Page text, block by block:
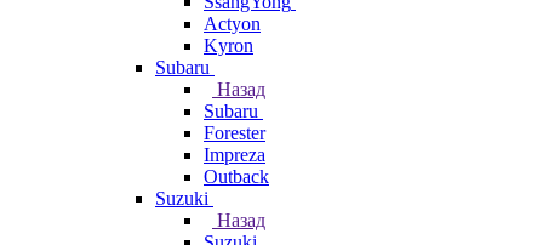
Actyon
Kyron
Subaru
Назад
Subaru
Forester
Impreza
Outback
Suzuki
Назад